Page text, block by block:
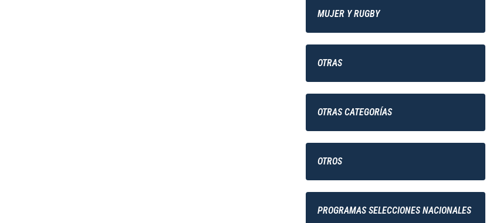
MUJER Y RUGBY
OTRAS
OTRAS CATEGORÍAS
OTROS
PROGRAMAS SELECCIONES NACIONALES